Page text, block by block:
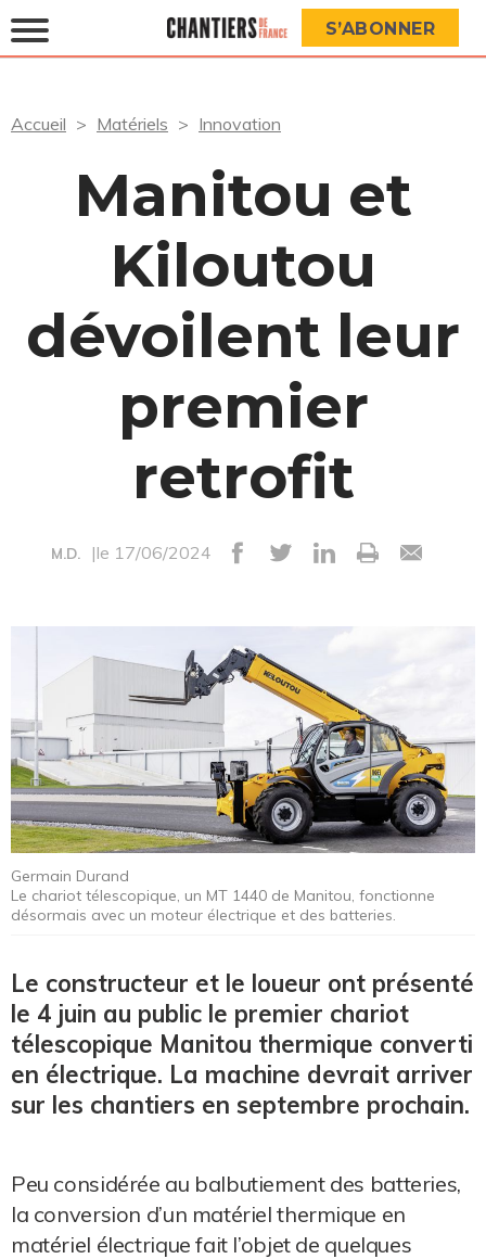
S’ABONNER
Accueil Matériels Innovation
Manitou et
Kiloutou
dévoilent leur
premier
retrofit
M.D. |le 17/06/2024
Germain Durand
Le chariot télescopique, un MT 1440 de Manitou, fonctionne
désormais avec un moteur électrique et des batteries.
Le constructeur et le loueur ont présenté
le 4 juin au public le premier chariot
télescopique Manitou thermique converti
en électrique. La machine devrait arriver
sur les chantiers en septembre prochain.
Peu considérée au balbutiement des batteries,
la conversion d’un matériel thermique en
matériel électrique fait l’objet de quelques